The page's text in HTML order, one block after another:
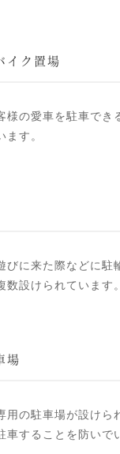
イク置場
様の愛車を駐車でき
ます。
びに来た際などに駐
数設けられています。
場
用の駐車場が設けら
車することを防いで